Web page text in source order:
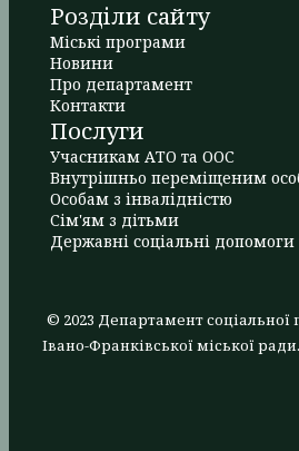
Розділи сайту
Міські програми
Новини
Про департамент
Контакти
Послуги
Учасникам АТО та ООС
Внутрішньо переміщеним
Особам з інвалідністю
Сім'ям з дітьми
Державні соціальні допомоги
© 2023 Департамент соціальної
Івано-Франківської міської